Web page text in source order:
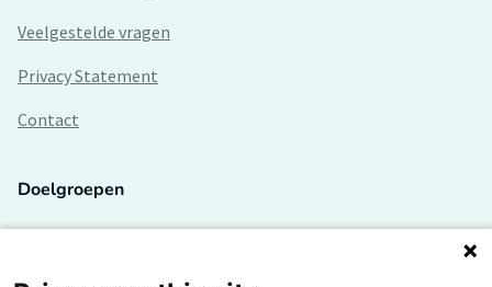
Veelgestelde vragen
Privacy Statement
Contact
Doelgroepen